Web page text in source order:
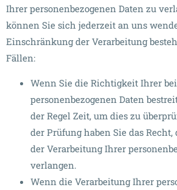
Ihrer personenbezogenen Daten zu
können Sie sich jederzeit an uns
Einschränkung der Verarbeitung
Fällen:
Wenn Sie die Richtigkeit Ihrer
personenbezogenen Daten
der Regel Zeit, um dies zu
der Prüfung haben Sie das
der Verarbeitung Ihrer
verlangen.
Wenn die Verarbeitung Ihrer